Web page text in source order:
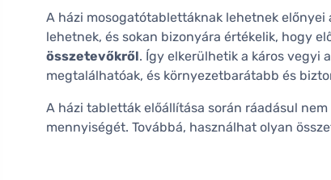
A házi mosogatótablettáknak lehetnek
lehetnek, és sokan bizonyára értékelik, hogy
összetevőkről. Így elkerülhetik a káros vegyi
megtalálhatóak, és környezetbarátabb és
A házi tabletták előállítása során ráadásul
mennyiségét. Továbbá, használhat olyan